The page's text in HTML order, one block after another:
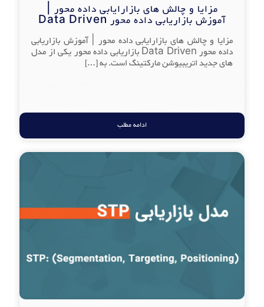
مزایا و چالش های بازارایابی داده محور |
آموزش بازاریابی داده محور Data Driven
مزایا و چالش های بازارایابی داده محور | آموزش بازاریابی
داده محور Data Driven بازاریابی داده محور یکی از مدل
های جدید اتریبیوشن مارکتینگ است. به[…]
ادامه مطلب